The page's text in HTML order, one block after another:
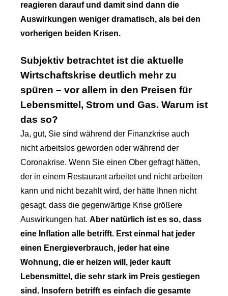
reagieren darauf und damit sind dann die
Auswirkungen weniger dramatisch, als bei den
vorherigen beiden Krisen.
Subjektiv betrachtet ist die aktuelle
Wirtschaftskrise deutlich mehr zu
spüren – vor allem in den Preisen für
Lebensmittel, Strom und Gas. Warum ist
das so?
Ja, gut, Sie sind während der Finanzkrise auch
nicht arbeitslos geworden oder während der
Coronakrise. Wenn Sie einen Ober gefragt hätten,
der in einem Restaurant arbeitet und nicht arbeiten
kann und nicht bezahlt wird, der hätte Ihnen nicht
gesagt, dass die gegenwärtige Krise größere
Auswirkungen hat. Aber natürlich ist es so, dass
eine Inflation alle betrifft. Erst einmal hat jeder
einen Energieverbrauch, jeder hat eine
Wohnung, die er heizen will, jeder kauft
Lebensmittel, die sehr stark im Preis gestiegen
sind. Insofern betrifft es einfach die gesamte